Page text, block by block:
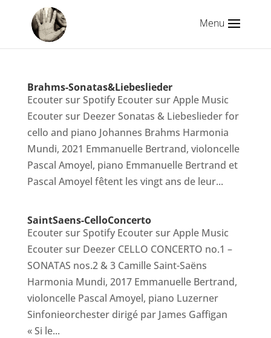
Brahms-Sonatas&Liebeslieder
Ecouter sur Spotify Ecouter sur Apple Music
Ecouter sur Deezer Sonatas & Liebeslieder for
cello and piano Johannes Brahms Harmonia
Mundi, 2021 Emmanuelle Bertrand, violoncelle
Pascal Amoyel, piano Emmanuelle Bertrand et
Pascal Amoyel fêtent les vingt ans de leur...
SaintSaens-CelloConcerto
Ecouter sur Spotify Ecouter sur Apple Music
Ecouter sur Deezer CELLO CONCERTO no.1 –
SONATAS nos.2 & 3 Camille Saint-Saëns
Harmonia Mundi, 2017 Emmanuelle Bertrand,
violoncelle Pascal Amoyel, piano Luzerner
Sinfonieorchester dirigé par James Gaffigan
« Si le...